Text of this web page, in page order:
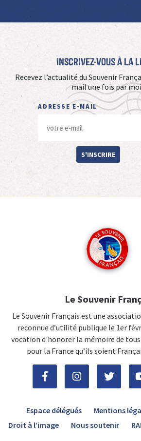
Inscrivez-vous à La
Recevez l’actualité du Souvenir
mail une fois par
ADRESSE E-MAIL
S'INSCRIRE
Le Souvenir
Le Souvenir Français est une
reconnue d’utilité publique le 1er
vocation d'honorer la mémoire de
pour la France qu’ils soient
Espace délégués Mentions
Droit à l’image
Nous soutenir